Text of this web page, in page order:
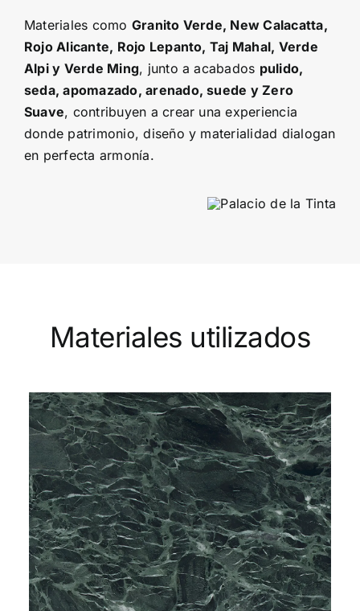
Materiales como Granito Verde, New Calacatta,
Rojo Alicante, Rojo Lepanto, Taj Mahal, Verde
Alpi y Verde Ming, junto a acabados pulido,
seda, apomazado, arenado, suede y Zero
Suave, contribuyen a crear una experiencia
donde patrimonio, diseño y materialidad dialogan
en perfecta armonía.
Materiales utilizados